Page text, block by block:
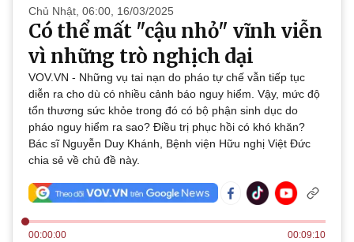
Thế giới
Quan sát
Cuộc sống đó đây
Hồ sơ
Multimedia
Video
Ảnh
E-Magazine
Chủ Nhật, 06:00, 16/03/2025
Có thể mất "cậu nhỏ" vĩnh viễn
vì những trò nghịch dại
VOV.VN - Những vụ tai nạn do pháo tự chế vẫn tiếp tục
diễn ra cho dù có nhiều cảnh báo nguy hiểm. Vậy, mức độ
tổn thương sức khỏe trong đó có bộ phận sinh dục do
pháo nguy hiểm ra sao? Điều trị phục hồi có khó khăn?
Bác sĩ Nguyễn Duy Khánh, Bệnh viện Hữu nghị Việt Đức
chia sẻ về chủ đề này.
00:00:00 00:09:10